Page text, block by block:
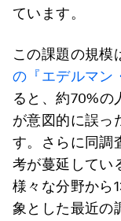
ています。
この課題の規模
の『エデルマン
ると、約70%の
が意図的に誤っ
す。さらに同調
考が蔓延してい
様々な分野から
象とした最近の